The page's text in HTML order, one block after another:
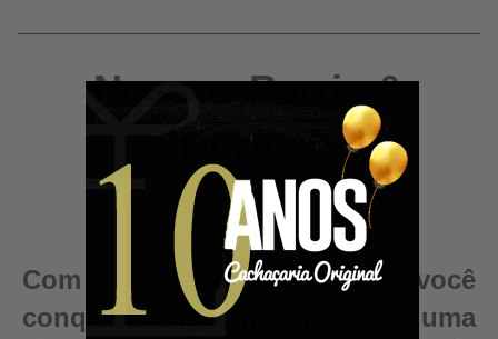
Nossos Barris &
Dornas
Com nossas Dornas e Barris, você
conquista algo inestimável – uma